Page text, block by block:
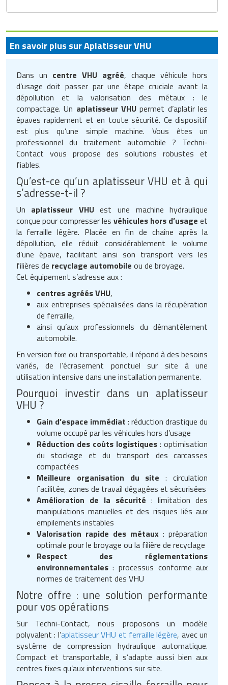
Ustensile cuisine professionnel
Vêtements personnalisés
Traitement de l'air
Traitement des eaux
Trancheuse professionnelle
Transformateur électrique
Tubes et profilés
Tuyau flexible
Tuyau galvanisé
Tuyau renforcé
Ventilateurs et aération d'atelier
Tapis de bureau
Tapis et caillebotis
Traitement du linge
Vestiaires et casiers
Equipements de football
Equipements de karting
Equipements pour patinage
Equipements pour roller
Equipements pour skateboard
Equipements pour stade et terrain
sportif
Jeu gymnique
Loisirs
Matériel de fitness
Matériel de musculation
Vêtement sportif
Pétrin professionnel
Piano de cuisson
Pompes à sauce
Portes commandes restaurant
Présentoir pour restaurant
Réchaud professionnel
Réfrigérateur professionnel
Restauration foraine
Robinetterie professionnelle
Rôtisserie professionnelle
Sautause professionnelle
Table de cuisson professionnelle
Tables de préparation réfrigérées
Ustensile de cuisine
Vaisselle restaurant
Vitrines réfrigérées
En savoir plus sur Aplatisseur VHU
Dans un centre VHU agréé, chaque véhicule hors
d’usage doit passer par une étape cruciale avant la
dépollution et la valorisation des métaux : le
compactage. Un aplatisseur VHU permet d’aplatir les
épaves rapidement et en toute sécurité. Ce dispositif
est plus qu’une simple machine. Vous êtes un
professionnel du traitement automobile ? Techni-
Contact vous propose des solutions robustes et
fiables.
Qu’est-ce qu’un aplatisseur VHU et à qui
s’adresse-t-il ?
Un aplatisseur VHUest une machine hydraulique
conçue pour compresser lesvéhicules hors d’usage et
la ferraille légère. Placée en fin de chaîne après la
dépollution, elle réduit considérablement le volume
d’une épave, facilitant ainsi son transport vers les
filières de recyclage automobile ou de broyage.
Cet équipement s’adresse aux :
centres agréés VHU,
aux entreprises spécialisées dans la récupération
de ferraille,
ainsi qu’aux professionnels du démantèlement
automobile.
En version fixe ou transportable, il répond à des besoins
variés, de l’écrasement ponctuel sur site à une
utilisation intensive dans une installation permanente.
Pourquoi investir dans un aplatisseur
VHU ?
Gain d’espace immédiat : réduction drastique du
volume occupé par les véhicules hors d’usage
Réduction des coûts logistiques : optimisation
du stockage et du transport des carcasses
compactées
Meilleure organisation du site : circulation
facilitée, zones de travail dégagées et sécurisées
Amélioration de la sécurité : limitation des
manipulations manuelles et des risques liés aux
empilements instables
Valorisation rapide des métaux : préparation
optimale pour le broyage ou la filière de recyclage
Respect des réglementations
environnementales: processus conforme aux
normes de traitement des VHU
Notre offre : une solution performante
pour vos opérations
Sur Techni-Contact, nous proposons un modèle
polyvalent : l’aplatisseur VHU et ferraille légère, avec un
système de compression hydraulique automatique.
Compact et transportable, il s’adapte aussi bien aux
centres fixes qu’aux interventions sur site.